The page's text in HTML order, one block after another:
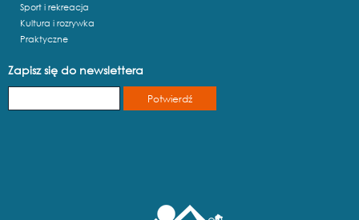
Sport i rekreacja
Kultura i rozrywka
Praktyczne
Zapisz się do newslettera